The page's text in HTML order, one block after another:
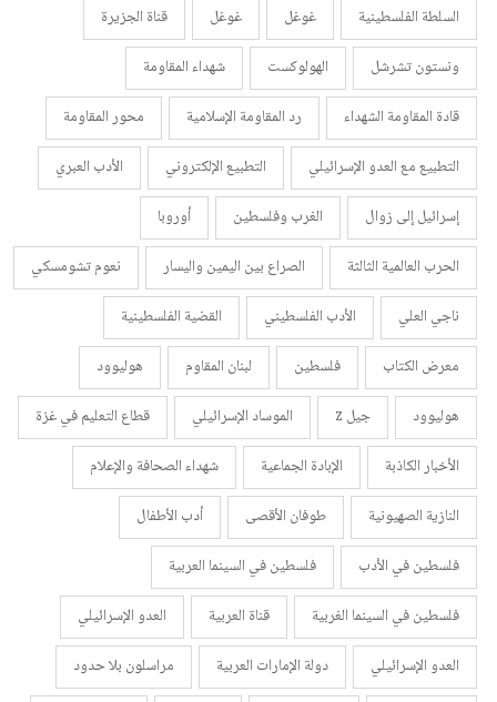
السلطة الفلسطينية غوغل غوغل
قناة الجزيرة
ونستون تشرشل
الهولوكست
شهداء المقاومة
قادة المقاومة الشهداء
رد المقاومة الإسلامية
محور المقاومة
التطبيع مع العدو الإسرائيلي
التطبيع الإلكتروني
الأدب العبري
إسرائيل إلى زوال
الغرب وفلسطين
أوروبا
الحرب العالمية الثالثة
الصراع بين اليمين واليسار
نعوم تشومسكي
ناجي العلي
الأدب الفلسطيني
القضية الفلسطينية
معرض الكتاب
فلسطين لبنان المقاوم
هوليوود
هوليوود
جيل z الموساد الإسرائيلي
قطاع التعليم في غزة
الأخبار الكاذبة
الإبادة الجماعية
شهداء الصحافة والإعلام
النازية الصهيونية
طوفان الأقصى
أدب الأطفال
فلسطين في الأدب
فلسطين في السينما العربية
فلسطين في السينما الغربية
قناة العربية
العدو الإسرائيلي
العدو الإسرائيلي
دولة الإمارات العربية
مراسلون بلا حدود